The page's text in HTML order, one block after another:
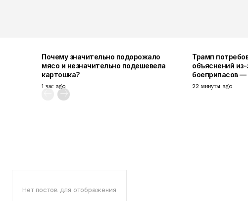
Почему значительно подорожало
мясо и незначительно подешевела
картошка?
1 час ago
Трамп
объяснений из-
боеприпасов
22 минуты ago
Нет постов для отображения